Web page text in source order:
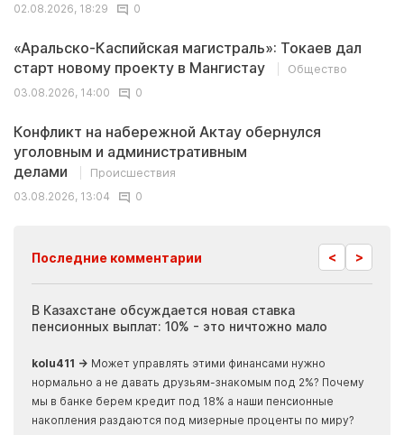
02.08.2026, 18:29
0
«Аральско-Каспийская магистраль»: Токаев дал
старт новому проекту в Мангистау
Общество
03.08.2026, 14:00
0
Конфликт на набережной Актау обернулся
уголовным и административным
делами
Происшествия
03.08.2026, 13:04
0
Последние комментарии < >
В Казахстане обсуждается новая ставка
пенсионных выплат: 10% - это ничтожно мало
kolu411 → Может управлять этими финансами нужно
нормально а не давать друзьям-знакомым под 2%? Почему
мы в банке берем кредит под 18% а наши пенсионные
накопления раздаются под мизерные проценты по миру?